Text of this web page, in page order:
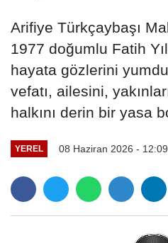
Arifiye Türkçaybaşı
1977 doğumlu Fatih
hayata gözlerini yumdu.
vefatı, ailesini,
halkını derin bir yasa
YEREL 08 Haziran 2026 - 12:09